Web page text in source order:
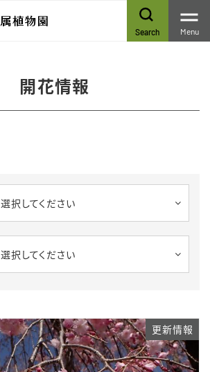
Search Menu
開花情報
選択してください
選択してください
更新情報